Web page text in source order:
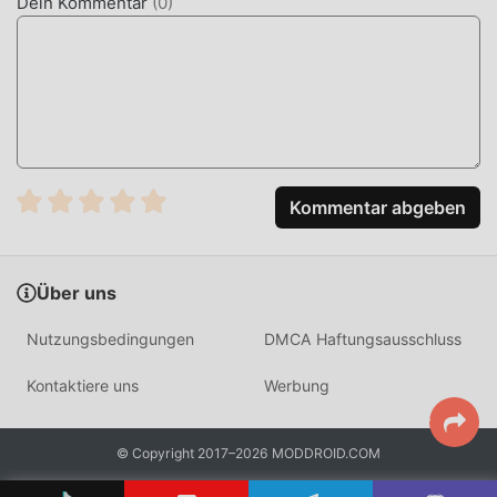
Kommentar abgeben
Über uns
Nutzungsbedingungen DMCA Haftungsausschluss
Kontaktiere uns Werbung
© Copyright 2017–2026 MODDROID.COM